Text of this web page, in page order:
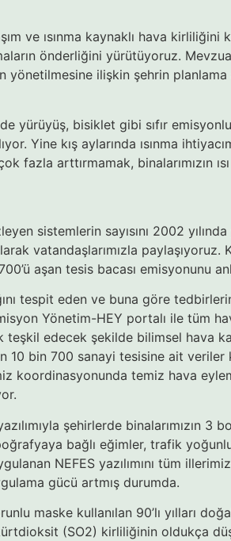
ve ısınma kaynaklı hava kirliliğini
önderliğini yürütüyoruz.
yönetilmesine ilişkin şehrin planlama
yürüyüş, bisiklet gibi sıfır
Yine kış aylarında ısınma
fazla arttırmamak, binalarımızın
sistemlerin sayısını 2002 yılında
vatandaşlarımızla paylaşıyoruz.
aşan tesis bacası emisyonunu
tespit eden ve buna göre
Yönetim-HEY portalı ile tüm
edecek şekilde bilimsel hava
10 bin 700 sanayi tesisine ait veriler
koordinasyonunda temiz hava
şehirlerde binalarımızın 3
bağlı eğimler, trafik
NEFES yazılımını tüm
gücü artmış durumda.
kullanılan 90’lı yılları
(SO2) kirliliğinin oldukça